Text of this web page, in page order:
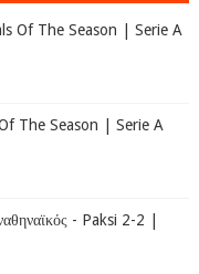
Of The Season | Serie A
The Season | Serie A
- Paksi 2-2 |